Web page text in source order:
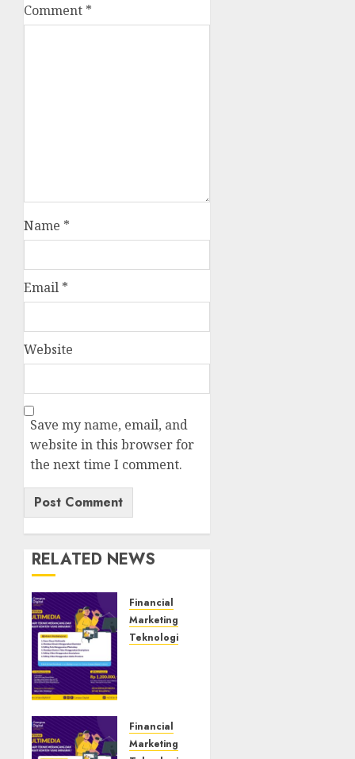
Comment *
Name *
Email *
Website
Save my name, email, and
website in this browser for
the next time I comment.
RELATED NEWS
Financial
Marketing
Teknologi
Ngawi
Financial
Marketing